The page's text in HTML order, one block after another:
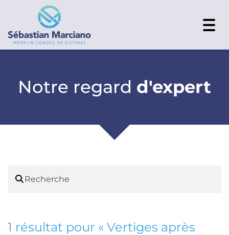
Notre regard d'expert
1 résultat pour « Vertiges après